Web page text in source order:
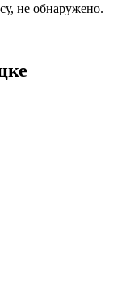
не обнаружено.